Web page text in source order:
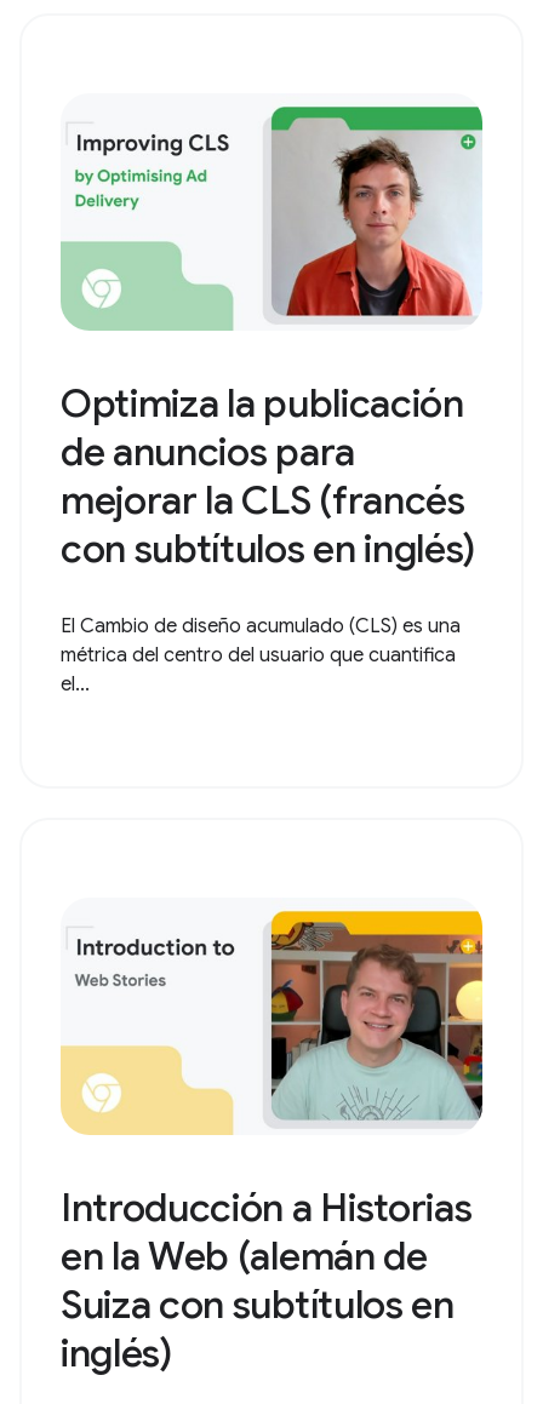
Optimiza la publicación
de anuncios para
mejorar la CLS (francés
con subtítulos en inglés)
El Cambio de diseño acumulado (CLS) es una
métrica del centro del usuario que cuantifica
el...
Introducción a Historias
en la Web (alemán de
Suiza con subtítulos en
inglés)